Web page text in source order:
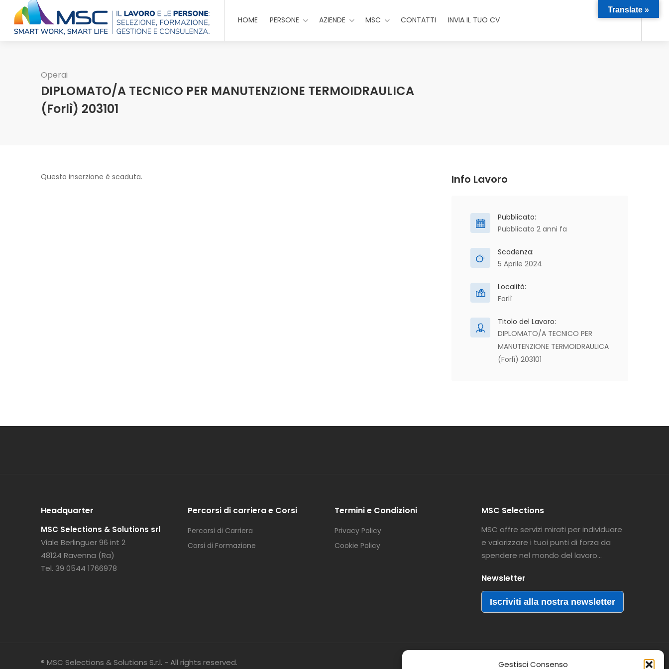
Gestisci Consenso
HOME PERSONE AZIENDE MSC CONTATTI INVIA IL TUO CV
Operai
DIPLOMATO/A TECNICO PER MANUTENZIONE TERMOIDRAULICA
(Forlì) 203101
Questa inserzione è scaduta. Info Lavoro
Pubblicato:
Pubblicato 2 anni fa
Scadenza:
5 Aprile 2024
Località:
Forlì
Titolo del Lavoro:
DIPLOMATO/A TECNICO PER
MANUTENZIONE TERMOIDRAULICA
(Forlì) 203101
Headquarter
MSC Selections & Solutions srl
Viale Berlinguer 96 int 2
48124 Ravenna (Ra)
Tel. 39 0544 1766978
Percorsi di carriera e Corsi
Percorsi di Carriera
Corsi di Formazione
Termini e Condizioni
Privacy Policy
Cookie Policy
MSC Selections
MSC offre servizi mirati per individuare
e valorizzare i tuoi punti di forza da
spendere nel mondo del lavoro…
Newsletter
Iscriviti alla nostra newsletter
® MSC Selections & Solutions S.r.l. - All rights reserved.
Translate »